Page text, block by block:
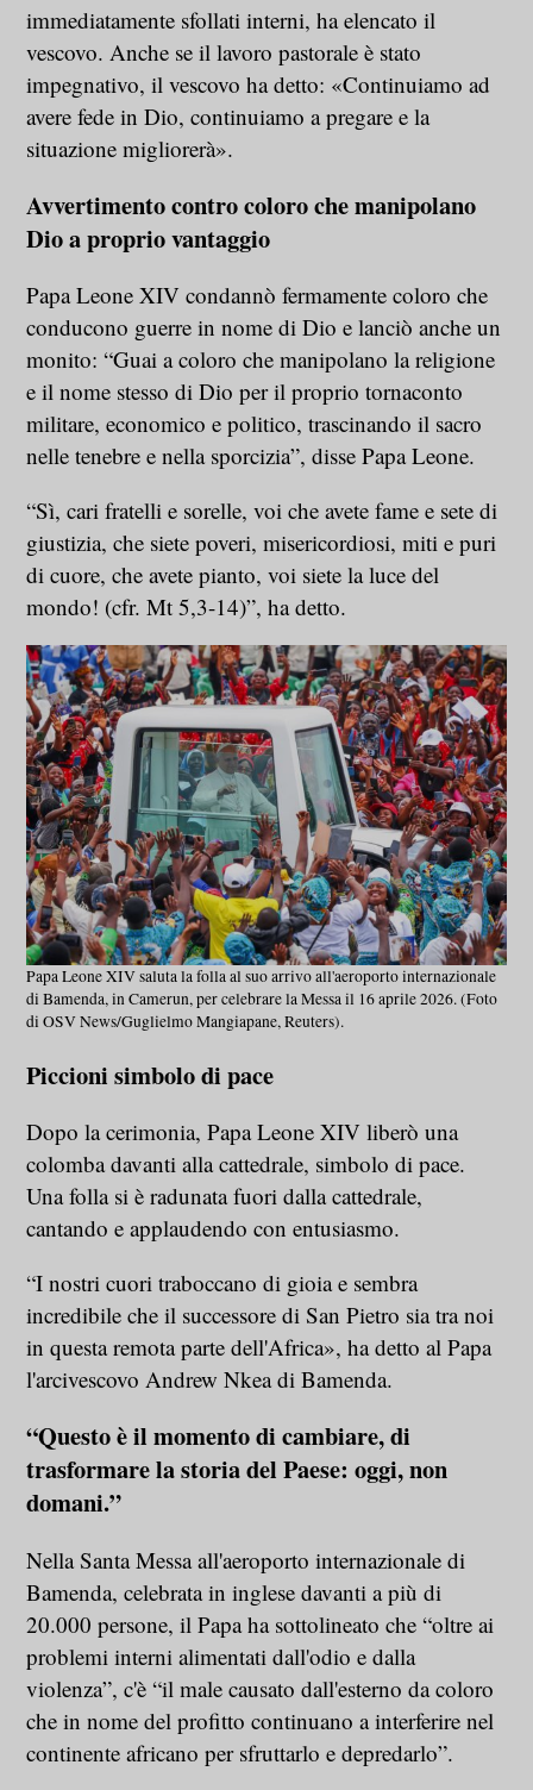
immediatamente sfollati interni, ha elencato il
vescovo. Anche se il lavoro pastorale è stato
impegnativo, il vescovo ha detto: «Continuiamo ad
avere fede in Dio, continuiamo a pregare e la
situazione migliorerà».
Avvertimento contro coloro che manipolano
Dio a proprio vantaggio
Papa Leone XIV condannò fermamente coloro che
conducono guerre in nome di Dio e lanciò anche un
monito: “Guai a coloro che manipolano la religione
e il nome stesso di Dio per il proprio tornaconto
militare, economico e politico, trascinando il sacro
nelle tenebre e nella sporcizia”, disse Papa Leone.
“Sì, cari fratelli e sorelle, voi che avete fame e sete di
giustizia, che siete poveri, misericordiosi, miti e puri
di cuore, che avete pianto, voi siete la luce del
mondo! (cfr. Mt 5,3-14)”, ha detto.
Papa Leone XIV saluta la folla al suo arrivo all'aeroporto internazionale
di Bamenda, in Camerun, per celebrare la Messa il 16 aprile 2026. (Foto
di OSV News/Guglielmo Mangiapane, Reuters).
Piccioni simbolo di pace
Dopo la cerimonia, Papa Leone XIV liberò una
colomba davanti alla cattedrale, simbolo di pace.
Una folla si è radunata fuori dalla cattedrale,
cantando e applaudendo con entusiasmo.
“I nostri cuori traboccano di gioia e sembra
incredibile che il successore di San Pietro sia tra noi
in questa remota parte dell'Africa», ha detto al Papa
l'arcivescovo Andrew Nkea di Bamenda.
“Questo è il momento di cambiare, di
trasformare la storia del Paese: oggi, non
domani.”
Nella Santa Messa all'aeroporto internazionale di
Bamenda, celebrata in inglese davanti a più di
20.000 persone, il Papa ha sottolineato che “oltre ai
problemi interni alimentati dall'odio e dalla
violenza”, c'è “il male causato dall'esterno da coloro
che in nome del profitto continuano a interferire nel
continente africano per sfruttarlo e depredarlo”.